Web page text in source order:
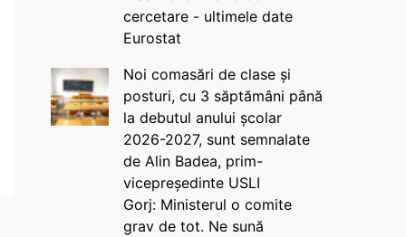
cercetare - ultimele date
Eurostat
Noi comasări de clase și
posturi, cu 3 săptămâni până
la debutul anului școlar
2026-2027, sunt semnalate
de Alin Badea, prim-
vicepreședinte USLI
Gorj: Ministerul o comite
grav de tot. Ne sună